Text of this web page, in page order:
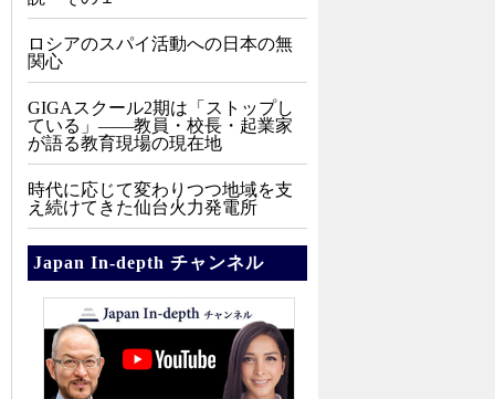
ロシアのスパイ活動への日本の無
関心
GIGAスクール2期は「ストップし
ている」——教員・校長・起業家
が語る教育現場の現在地
時代に応じて変わりつつ地域を支
え続けてきた仙台火力発電所
Japan In-depth チャンネル